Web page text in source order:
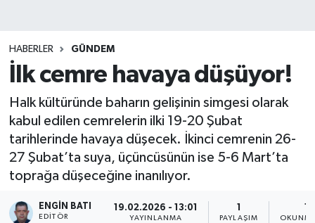
HABERLER GÜNDEM
İlk cemre havaya düşüyor!
Halk kültüründe baharın gelişinin simgesi olarak
kabul edilen cemrelerin ilki 19-20 Şubat
tarihlerinde havaya düşecek. İkinci cemrenin 26-
27 Şubat’ta suya, üçüncüsünün ise 5-6 Mart’ta
toprağa düşeceğine inanılıyor.
ENGIN BATI
EDITÖR
19.02.2026 - 13:01
YAYINLANMA PAYLAŞIM
Son Dakika Haberleri